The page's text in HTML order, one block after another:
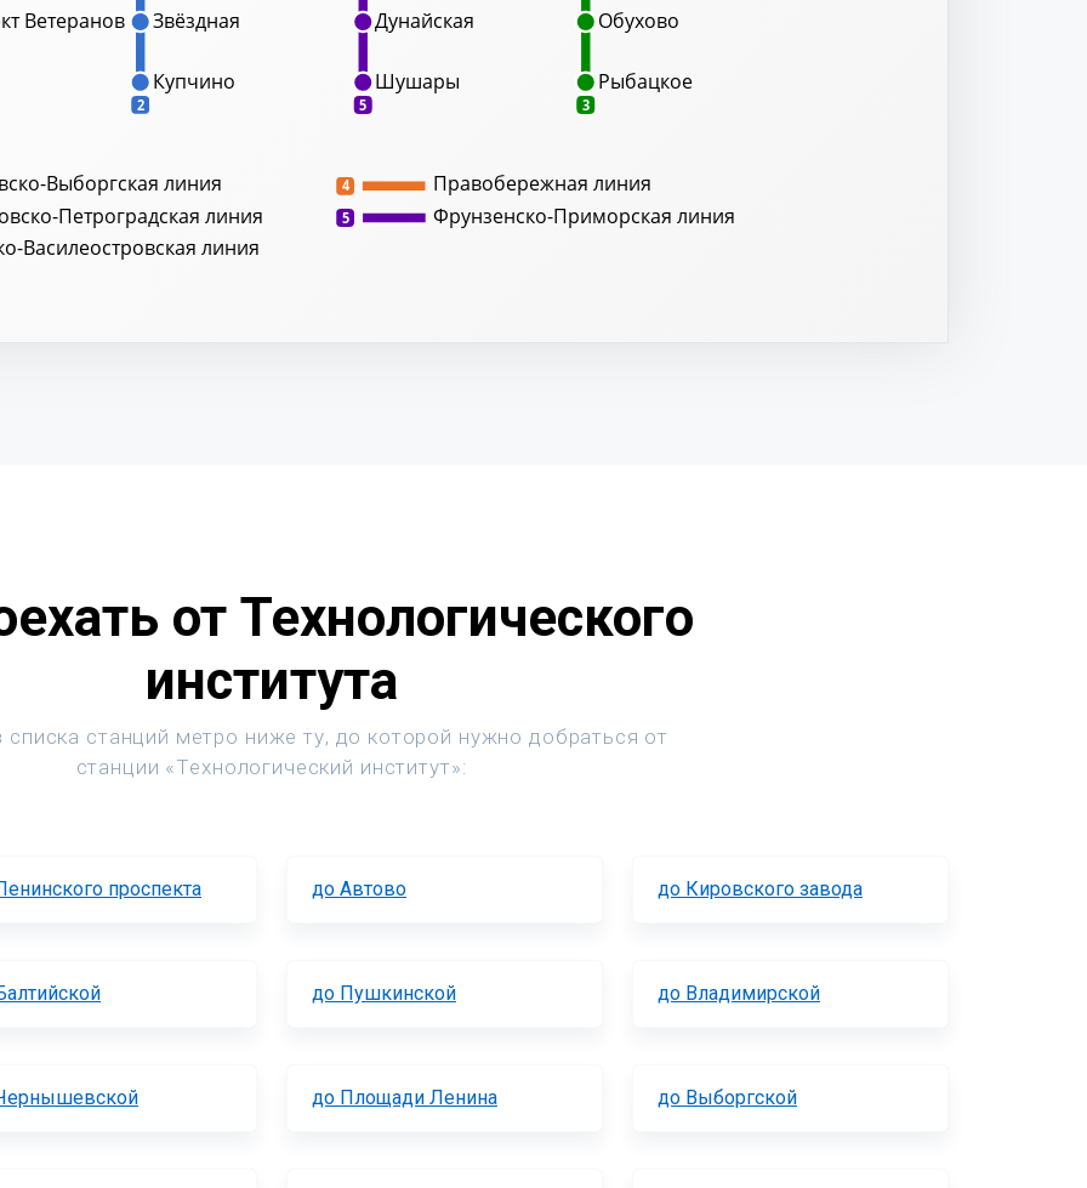
Выборгская линия
Петроградская линия
Василеостровская линия
Правобережная линия
4
Фрунзенско-Приморская линия
5
2 5 3
Ветеранов
Купчино
Звёздная
Рыбацкое
Обухово
Дунайская
Шушары
от Технологического
института
списка станций метро ниже ту, до которой нужно добраться от
станции «Технологический институт»:
проспекта до Автово до Кировского завода
до Пушкинской до Владимирской
до Площади Ленина до Выборгской